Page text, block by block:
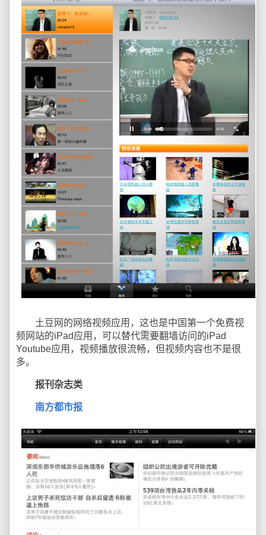
土豆网的网络视频应用，这也是中国第一个免费视
频网站的iPad应用，可以替代需要翻墙访问的iPad
Youtube应用，视频播放很流畅，但视频内容也不是很
多。
报刊杂志类
南方都市报